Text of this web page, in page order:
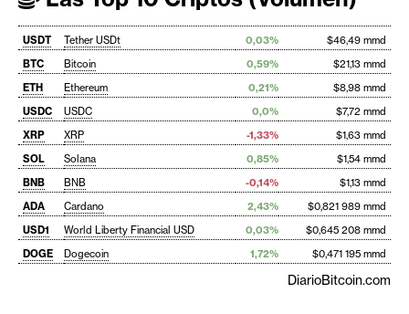
USDT Tether USDt 0,03%
$46,49 mmd
BTC
Bitcoin 0,59%
$21,13 mmd
ETH
Ethereum 0,21%
$8,98 mmd
USDC
USDC 0,0%
$7,72 mmd
XRP
XRP -1,33%
$1,63 mmd
SOL
Solana 0,85%
$1,54 mmd
BNB
BNB -0,14%
$1,13 mmd
ADA
Cardano 2,43%
$0,821 989 mmd
USD1
World Liberty Financial USD 0,03%
$0,645 208 mmd
DOGE
Dogecoin 1,72% $0,471 195 mmd
DiarioBitcoin.com